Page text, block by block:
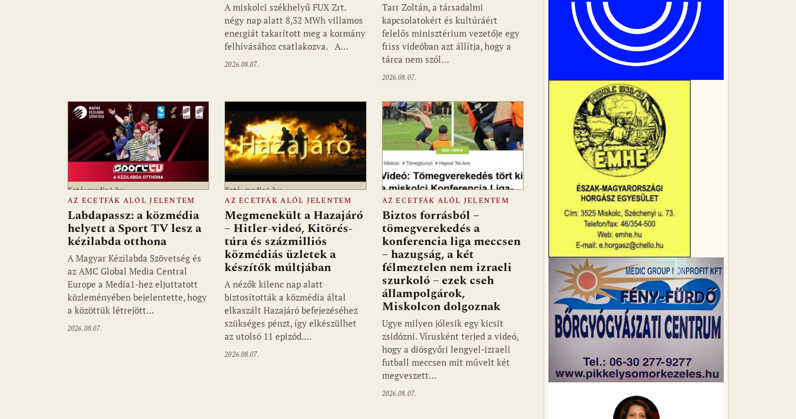
A miskolci székhelyű FUX Zrt.
négy nap alatt 8,32 MWh villamos
energiát takarított meg a kormány
felhívásához csatlakozva. A…
2026.08.07.
Tarr Zoltán, a társadalmi
kapcsolatokért és kultúráért
felelős minisztérium vezetője egy
friss videóban azt állítja, hogy a
tárca nem szól…
2026.08.07.
Fotó: media1.hu
AZ ECETFÁK ALÓL JELENTEM
Labdapassz: a közmédia
helyett a Sport TV lesz a
kézilabda otthona
A Magyar Kézilabda Szövetség és
az AMC Global Media Central
Europe a Media1-hez eljuttatott
közleményében bejelentette, hogy
a közöttük létrejött…
2026.08.07.
Fotó: media1.hu
AZ ECETFÁK ALÓL JELENTEM
Megmenekült a Hazajáró
– Hitler-videó, Kitörés-
túra és százmilliós
közmédiás üzletek a
készítők múltjában
A nézők kilenc nap alatt
biztosították a közmédia által
elkaszált Hazajáró befejezéséhez
szükséges pénzt, így elkészülhet
az utolsó 11 epizód.…
2026.08.07.
AZ ECETFÁK ALÓL JELENTEM
Biztos forrásból –
tömegverekedés a
konferencia liga meccsen
– hazugság, a két
félmeztelen nem izraeli
szurkoló – ezek cseh
állampolgárok,
Miskolcon dolgoznak
Ugye milyen jólesik egy kicsit
zsidózni. Vírusként terjed a videó,
hogy a diósgyőri lengyel-izraeli
futball meccsen mit művelt két
megveszett…
2026.08.07.